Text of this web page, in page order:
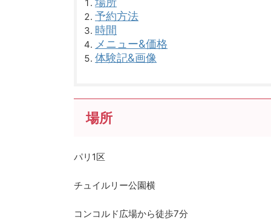
予約方法
時間
メニュー&価格
体験記&画像
場所
パリ1区
チュイルリー公園横
コンコルド広場から徒歩7分